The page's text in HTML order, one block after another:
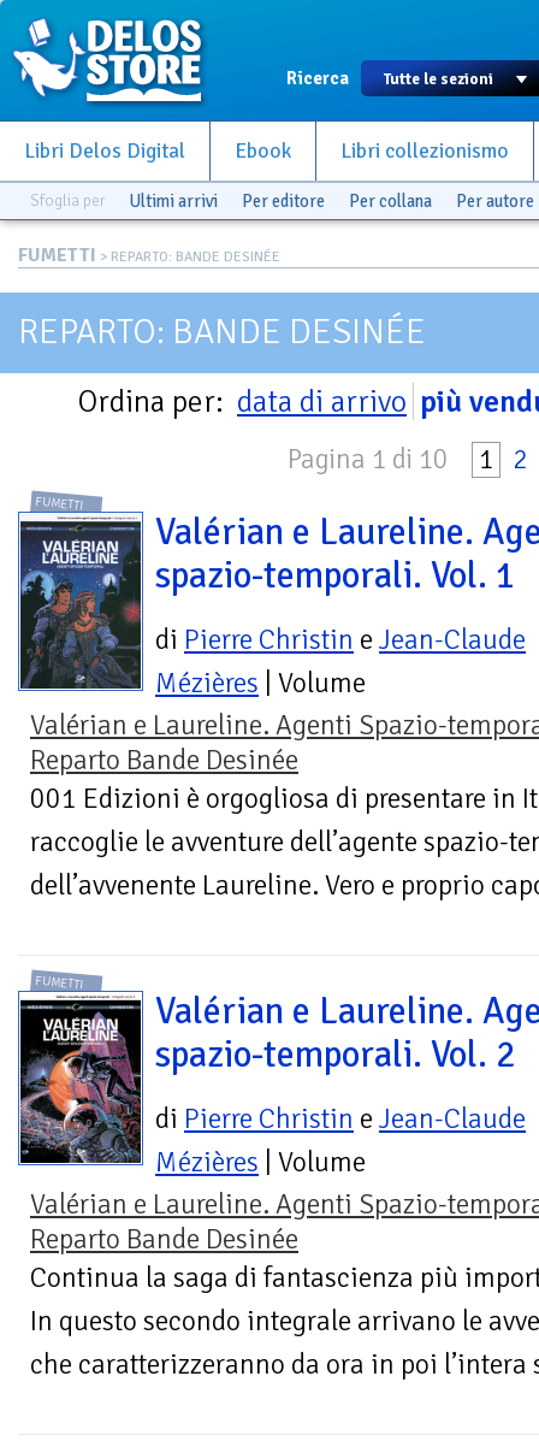
Ricerca
Libri Delos Digital Ebook Libri collezionismo
Sfoglia per Ultimi arrivi Per editore Per collana Per autore
FUMETTI > REPARTO: BANDE DESINÉE
REPARTO: BANDE DESINÉE
Ordina per: data di arrivo più
Pagina 1 di 10 1 2
FUMETTI
Valérian e Laureline.
spazio-temporali. Vol. 1
di Pierre Christin e Jean-Claude
Mézières | Volume
Valérian e Laureline. Agenti Spazio-
Reparto Bande Desinée
001 Edizioni è orgogliosa di presentare in
raccoglie le avventure dell’agente spazio-
dell’avvenente Laureline. Vero e proprio
FUMETTI
Valérian e Laureline.
spazio-temporali. Vol. 2
di Pierre Christin e Jean-Claude
Mézières | Volume
Valérian e Laureline. Agenti Spazio-
Reparto Bande Desinée
Continua la saga di fantascienza più
In questo secondo integrale arrivano le
che caratterizzeranno da ora in poi l’intera